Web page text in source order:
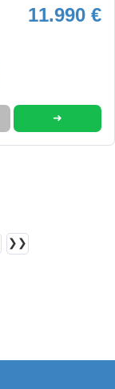
11.990 €
➜
❯❯